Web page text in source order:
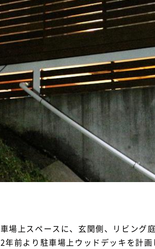
場上スペースに、玄関側、リビング
年前より駐車場上ウッドデッキを計